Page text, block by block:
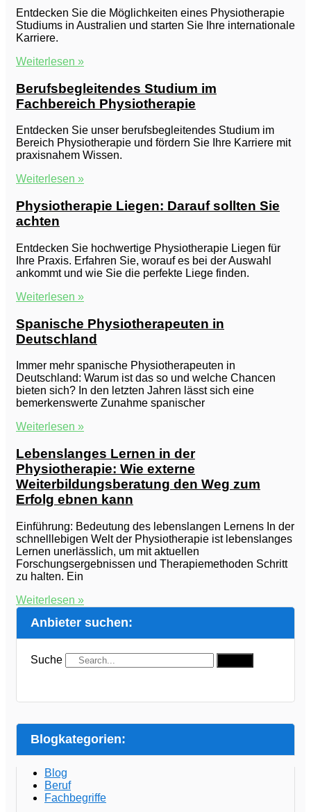
Entdecken Sie die Möglichkeiten eines Physiotherapie
Studiums in Australien und starten Sie Ihre internationale
Karriere.
Weiterlesen »
Berufsbegleitendes Studium im
Fachbereich Physiotherapie
Entdecken Sie unser berufsbegleitendes Studium im
Bereich Physiotherapie und fördern Sie Ihre Karriere mit
praxisnahem Wissen.
Weiterlesen »
Physiotherapie Liegen: Darauf sollten Sie
achten
Entdecken Sie hochwertige Physiotherapie Liegen für
Ihre Praxis. Erfahren Sie, worauf es bei der Auswahl
ankommt und wie Sie die perfekte Liege finden.
Weiterlesen »
Spanische Physiotherapeuten in
Deutschland
Immer mehr spanische Physiotherapeuten in
Deutschland: Warum ist das so und welche Chancen
bieten sich? In den letzten Jahren lässt sich eine
bemerkenswerte Zunahme spanischer
Weiterlesen »
Lebenslanges Lernen in der
Physiotherapie: Wie externe
Weiterbildungsberatung den Weg zum
Erfolg ebnen kann
Einführung: Bedeutung des lebenslangen Lernens In der
schnelllebigen Welt der Physiotherapie ist lebenslanges
Lernen unerlässlich, um mit aktuellen
Forschungsergebnissen und Therapiemethoden Schritt
zu halten. Ein
Weiterlesen »
Anbieter suchen:
Suche
Blogkategorien:
Blog
Beruf
Fachbegriffe